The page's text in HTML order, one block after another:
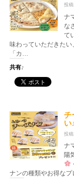
投
ナ
な
て
味わっていただきた
「カ…
共有:
チ
い
投
ナ
陽
ナンの種類やお得な